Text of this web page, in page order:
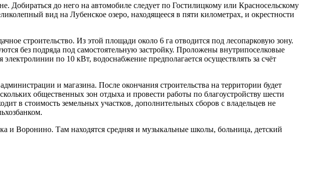
до него на автомобиле следует по Гостилицкому или Красносельскому
вид на Лубенское озеро, находящееся в пяти километрах, и окрестности
строительство. Из этой площади около 6 га отводится под лесопарковую зону.
без подряда под самостоятельную застройку. Проложены внутрипоселковые
по 10 кВт, водоснабжение предполагается осуществлять за счёт
и магазина. После окончания строительства на территории будет
общественных зон отдыха и провести работы по благоустройству шести
в стоимость земельных участков, дополнительных сборов с владельцев не
Воронино. Там находятся средняя и музыкальные школы, больница, детский